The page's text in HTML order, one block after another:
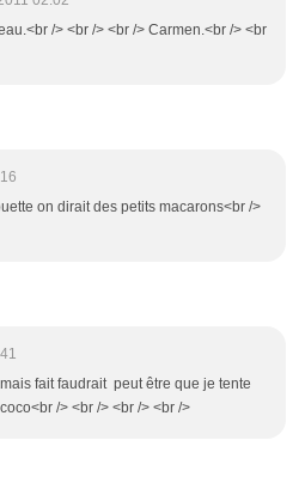
/> <br /> <br /> Carmen.<br /> <br
on dirait des petits macarons<br />
fait faudrait peut être que je tente
/> <br /> <br /> <br />